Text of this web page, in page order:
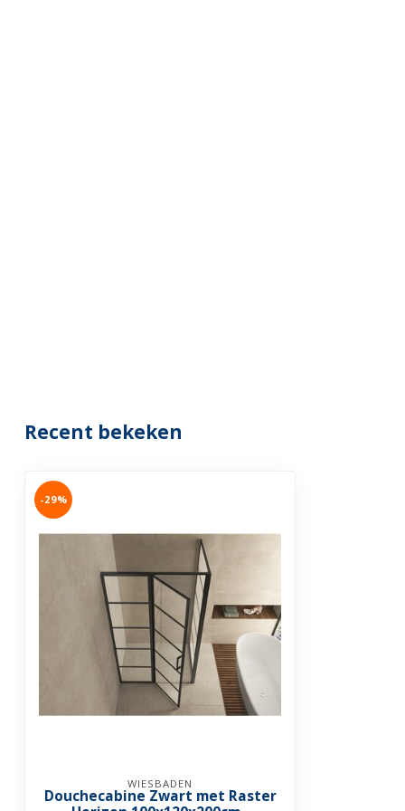
Recent bekeken
-29%
WIESBADEN
Douchecabine Zwart met Raster